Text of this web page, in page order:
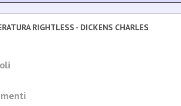
RIGHTLESS - DICKENS CHARLES